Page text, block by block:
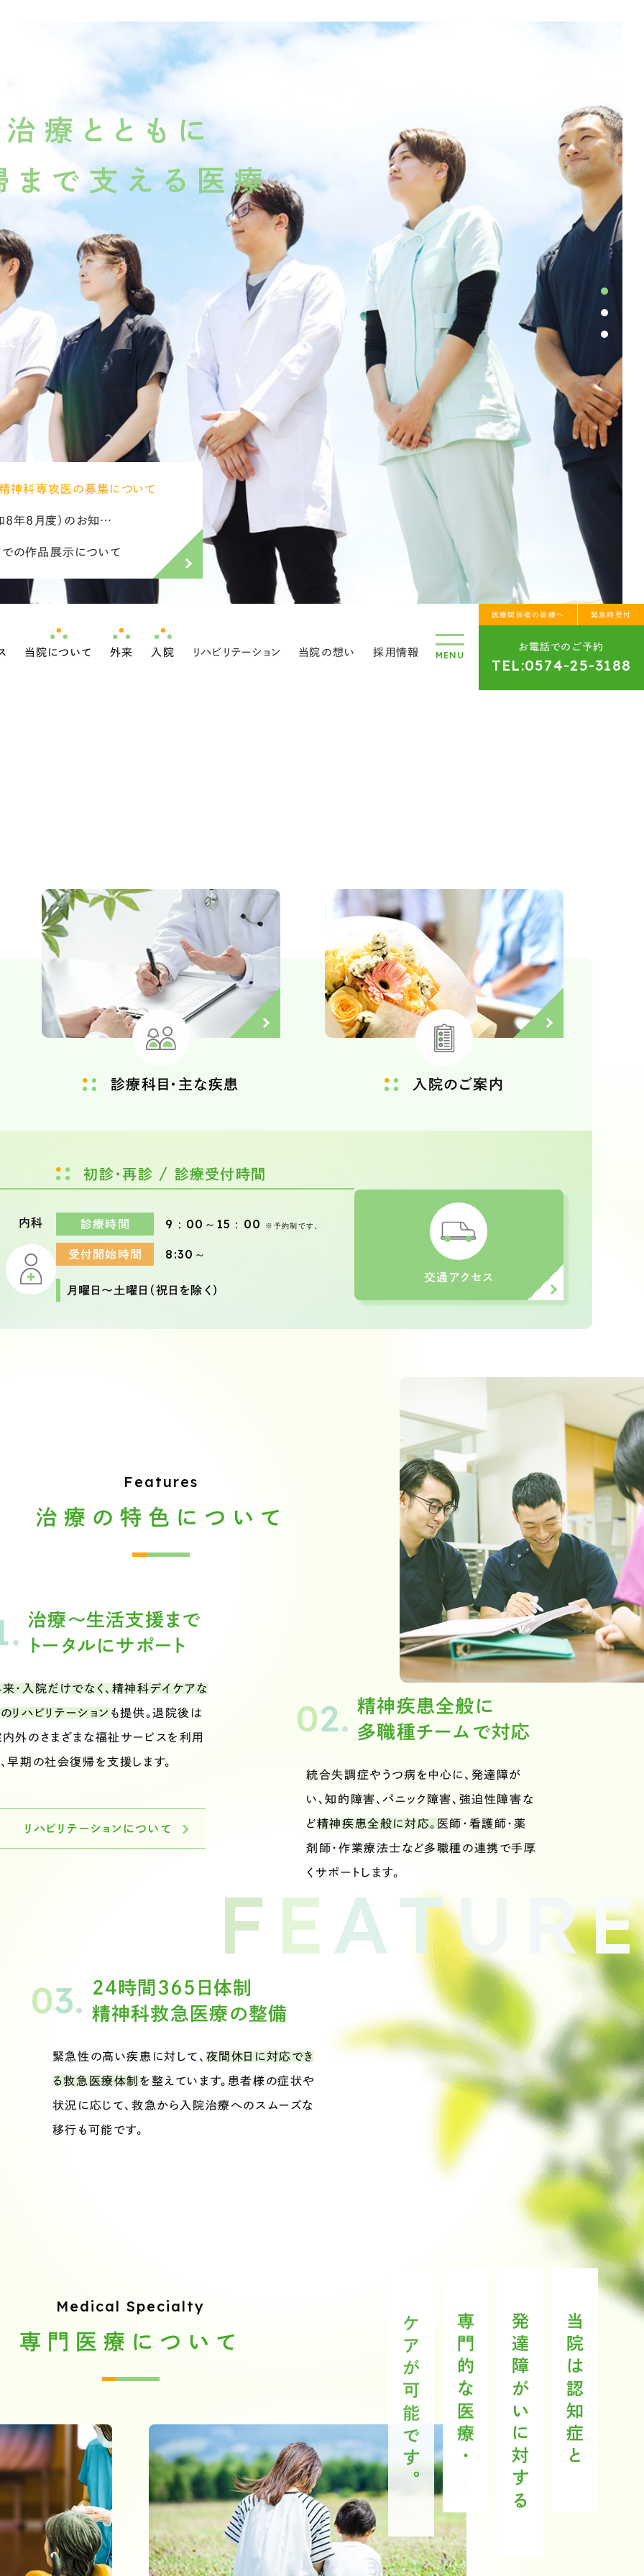
い方へ
介護サービスを受けたい方
高齢者相談窓口
当院について
院長挨拶 病院理念・基本方針・患者様の権利
病院概要 認知症疾患医療センターのご案内
外来
外来のご案内
診療案内
専門医療
入院
入院のご案内
病棟のご案内
リハビリテーション 当院の想い 採用情報 MENU
医療関係者の皆様へ 緊急時受付
お電話でのご予約
TEL:0574-25-3188
門家が
生活支援について
相談したい方へ
働きたい方へ
住み慣れた自宅で暮らしたい
高齢者支援について
介護サービスを受けたい方へ
高齢者相談窓口
当院について
院長挨拶
病院理念・基本方針・患者様の権利
認知症疾患医療センターのご案内
専門医療
入院のご案内
病棟のご案内
リハビリテーション
当院の想い
採用情報
当院からのお知らせ サイトマップ プライバシーポリシー
/ 診療受付時間
お電話でのご予約
TEL:0574-25-3188
フォームでの
お問い合わせ
療とともに
まで支える医療
域生活を
、支える
神科専攻医の募集について
8年8月度）のお知…
の作品展示について
診療科目・主な疾患 入院のご案内
内科
初診・再診 / 診療受付時間
診療時間 9：00～15：00 ※予約制です。
受付開始時間 8:30～
月曜日〜土曜日（祝日を除く）
交通アクセス
Features
治療の特色について
FEATU RE
. 治療〜生活支援まで
トータルにサポート
・入院だけでなく、精神科デイケアな
リハビリテーション も提供。退院後は
外のさまざまな福祉サービスを利用
早期の社会復帰を支援します。
リハビリテーションについて
02. 精神疾患全般に
多職種チームで対応
統合失調症やうつ病を中心に、発達障が
い、知的障害、パニック障害、強迫性障害な
ど精神疾患全般に対応。 医師・看護師・薬
剤師・作業療法士など多職種の連携で手厚
くサポートします。
03.
24時間365日体制
精神科救急医療の整備
緊急性の高い疾患に対して、 夜間休日に対応でき
る救急医療体制 を整えています。患者様の症状や
状況に応じて、救急から入院治療へのスムーズな
移行も可能です。
当院は認知症と
発達障がいに対する
専門的な医療・
ケアが可能です。
Medical Specialty
専門医療について